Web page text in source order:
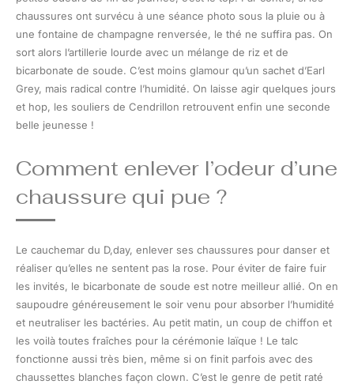
chaussures ont survécu à une séance photo sous la pluie ou à
une fontaine de champagne renversée, le thé ne suffira pas. On
sort alors l’artillerie lourde avec un mélange de riz et de
bicarbonate de soude. C’est moins glamour qu’un sachet d’Earl
Grey, mais radical contre l’humidité. On laisse agir quelques jours
et hop, les souliers de Cendrillon retrouvent enfin une seconde
belle jeunesse !
Comment enlever l’odeur d’une
chaussure qui pue ?
Le cauchemar du D,day, enlever ses chaussures pour danser et
réaliser qu’elles ne sentent pas la rose. Pour éviter de faire fuir
les invités, le bicarbonate de soude est notre meilleur allié. On en
saupoudre généreusement le soir venu pour absorber l’humidité
et neutraliser les bactéries. Au petit matin, un coup de chiffon et
les voilà toutes fraîches pour la cérémonie laïque ! Le talc
fonctionne aussi très bien, même si on finit parfois avec des
chaussettes blanches façon clown. C’est le genre de petit raté